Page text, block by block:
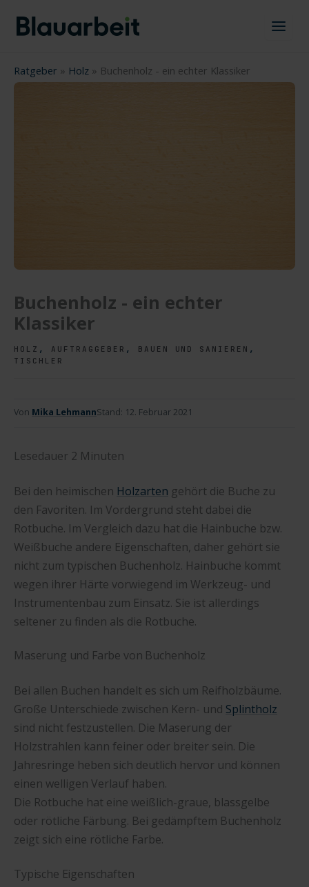
Inhalt
springen
Ratgeber » Holz » Buchenholz - ein echter Klassiker
Buchenholz - ein echter
Klassiker
HOLZ , AUFTRAGGEBER , BAUEN UND SANIEREN ,
TISCHLER
Von Mika LehmannStand: 12. Februar 2021
Lesedauer 2 Minuten
Bei den heimischen Holzarten gehört die Buche zu
den Favoriten. Im Vordergrund steht dabei die
Rotbuche. Im Vergleich dazu hat die Hainbuche bzw.
Weißbuche andere Eigenschaften, daher gehört sie
nicht zum typischen Buchenholz. Hainbuche kommt
wegen ihrer Härte vorwiegend im Werkzeug- und
Instrumentenbau zum Einsatz. Sie ist allerdings
seltener zu finden als die Rotbuche.
Maserung und Farbe von Buchenholz
Bei allen Buchen handelt es sich um Reifholzbäume.
Große Unterschiede zwischen Kern- und Splintholz
sind nicht festzustellen. Die Maserung der
Holzstrahlen kann feiner oder breiter sein. Die
Jahresringe heben sich deutlich hervor und können
einen welligen Verlauf haben.
Die Rotbuche hat eine weißlich-graue, blassgelbe
oder rötliche Färbung. Bei gedämpftem Buchenholz
zeigt sich eine rötliche Farbe.
Typische Eigenschaften